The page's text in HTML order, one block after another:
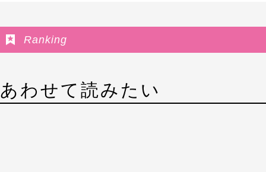
Ranking
あわせて読みたい